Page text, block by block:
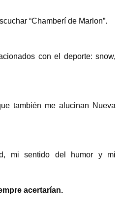
“Chamberí de Marlon”.
con el deporte: snow,
también me alucinan Nueva
mi sentido del humor y mi
acertarían.